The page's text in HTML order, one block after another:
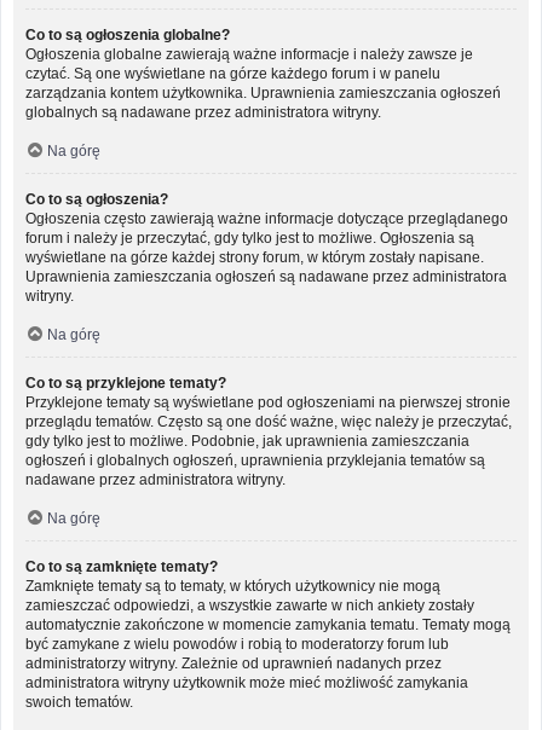
Co to są ogłoszenia globalne?
Ogłoszenia globalne zawierają ważne informacje i należy zawsze je
czytać. Są one wyświetlane na górze każdego forum i w panelu
zarządzania kontem użytkownika. Uprawnienia zamieszczania ogłoszeń
globalnych są nadawane przez administratora witryny.
Na górę
Co to są ogłoszenia?
Ogłoszenia często zawierają ważne informacje dotyczące przeglądanego
forum i należy je przeczytać, gdy tylko jest to możliwe. Ogłoszenia są
wyświetlane na górze każdej strony forum, w którym zostały napisane.
Uprawnienia zamieszczania ogłoszeń są nadawane przez administratora
witryny.
Na górę
Co to są przyklejone tematy?
Przyklejone tematy są wyświetlane pod ogłoszeniami na pierwszej stronie
przeglądu tematów. Często są one dość ważne, więc należy je przeczytać,
gdy tylko jest to możliwe. Podobnie, jak uprawnienia zamieszczania
ogłoszeń i globalnych ogłoszeń, uprawnienia przyklejania tematów są
nadawane przez administratora witryny.
Na górę
Co to są zamknięte tematy?
Zamknięte tematy są to tematy, w których użytkownicy nie mogą
zamieszczać odpowiedzi, a wszystkie zawarte w nich ankiety zostały
automatycznie zakończone w momencie zamykania tematu. Tematy mogą
być zamykane z wielu powodów i robią to moderatorzy forum lub
administratorzy witryny. Zależnie od uprawnień nadanych przez
administratora witryny użytkownik może mieć możliwość zamykania
swoich tematów.